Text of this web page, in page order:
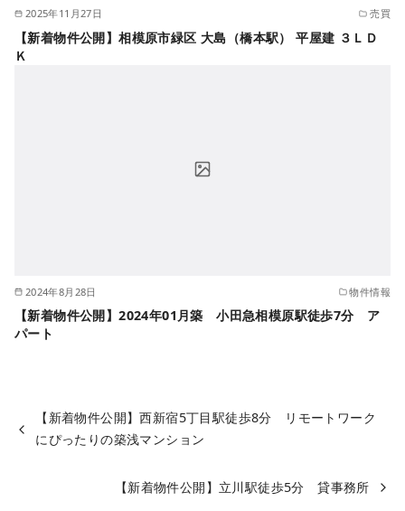
2025年11月27日 売買
【新着物件公開】相模原市緑区 大島（橋本駅） 平屋建 ３ＬＤ
Ｋ
2024年8月28日 物件情報
【新着物件公開】2024年01月築 小田急相模原駅徒歩7分 ア
パート
【新着物件公開】西新宿5丁目駅徒歩8分 リモートワーク
にぴったりの築浅マンション
【新着物件公開】立川駅徒歩5分 貸事務所